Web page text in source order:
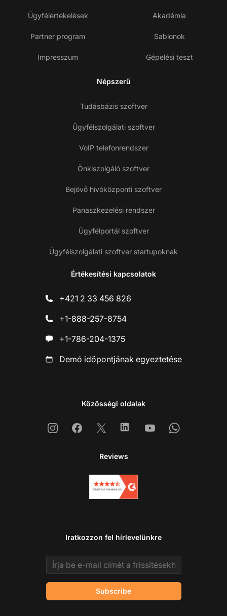
Ügyfélértékelések
Partner program
Impresszum
Akadémia
Sablonok
Gépelési teszt
Népszerű
Tudásbázis szoftver
Ügyfélszolgálati szoftver
VoIP telefonrendszer
Önkiszolgáló szoftver
Bejövő hívóközponti szoftver
Panaszkezelési rendszer
Ügyfélportál szoftver
Ügyfélszolgálati szoftver startupoknak
Értékesítési kapcsolatok
+421 2 33 456 826
+1-888-257-8754
+1-786-204-1375
Demó időpontjának egyeztetése
Közösségi oldalak
InstagramFacebook
X LinkedinYoutubeWhatsapp
Reviews
Iratkozzon fel hírlevelünkre
Email address
Subscribe